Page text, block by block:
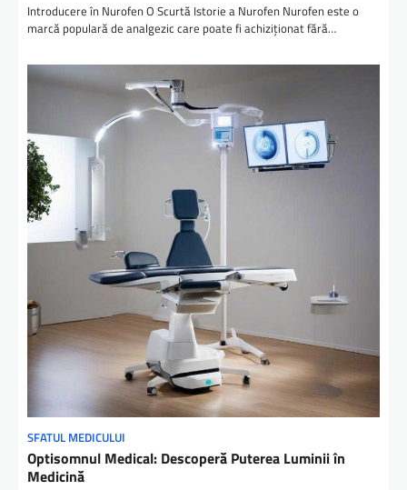
Introducere în Nurofen O Scurtă Istorie a Nurofen Nurofen este o
marcă populară de analgezic care poate fi achiziționat fără…
SFATUL MEDICULUI
Optisomnul Medical: Descoperă Puterea Luminii în
Medicină